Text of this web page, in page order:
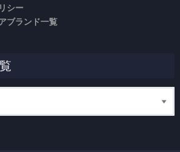
シー
ブランド一覧